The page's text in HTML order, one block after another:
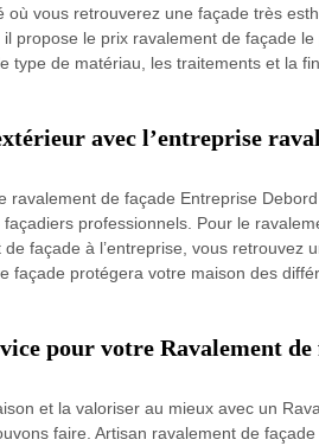
où vous retrouverez une façade très
propose le prix ravalement de façade
type de matériau, les traitements et la
avec l’entreprise
ravalement de façade Entreprise
professionnels. Pour le
façade à l’entreprise, vous
façade protégera votre maison des
pour votre Ravalement de
et la valoriser au mieux avec un
faire. Artisan ravalement de